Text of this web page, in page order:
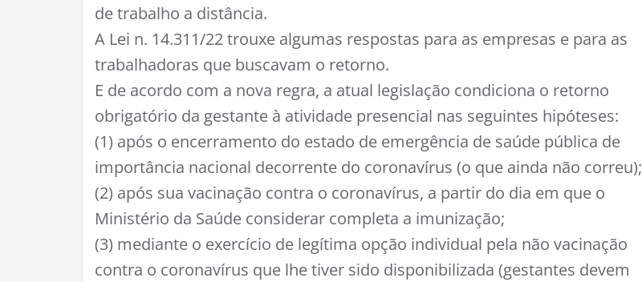
de trabalho a distância.
A Lei n. 14.311/22 trouxe algumas respostas para as empresas e para as
trabalhadoras que buscavam o retorno.
E de acordo com a nova regra, a atual legislação condiciona o retorno
obrigatório da gestante à atividade presencial nas seguintes hipóteses:
(1) após o encerramento do estado de emergência de saúde pública de
importância nacional decorrente do coronavírus (o que ainda não correu);
(2) após sua vacinação contra o coronavírus, a partir do dia em que o
Ministério da Saúde considerar completa a imunização;
(3) mediante o exercício de legítima opção individual pela não vacinação
contra o coronavírus que lhe tiver sido disponibilizada (gestantes devem